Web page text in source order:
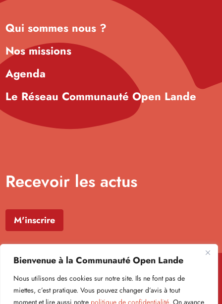
Bienvenue à la Communauté Open Lande
Nous utilisons des cookies sur notre site. Ils ne font pas de
miettes, c’est pratique. Vous pouvez changer d’avis à tout
moment et lire aussi notre politique de confidentialité. On avance
Qui sommes nous ?
Nos missions
Agenda
Le Réseau Communauté Open Lande
Recevoir les actus
M'inscrire